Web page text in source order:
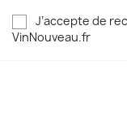
J’accepte de
VinNouveau.fr